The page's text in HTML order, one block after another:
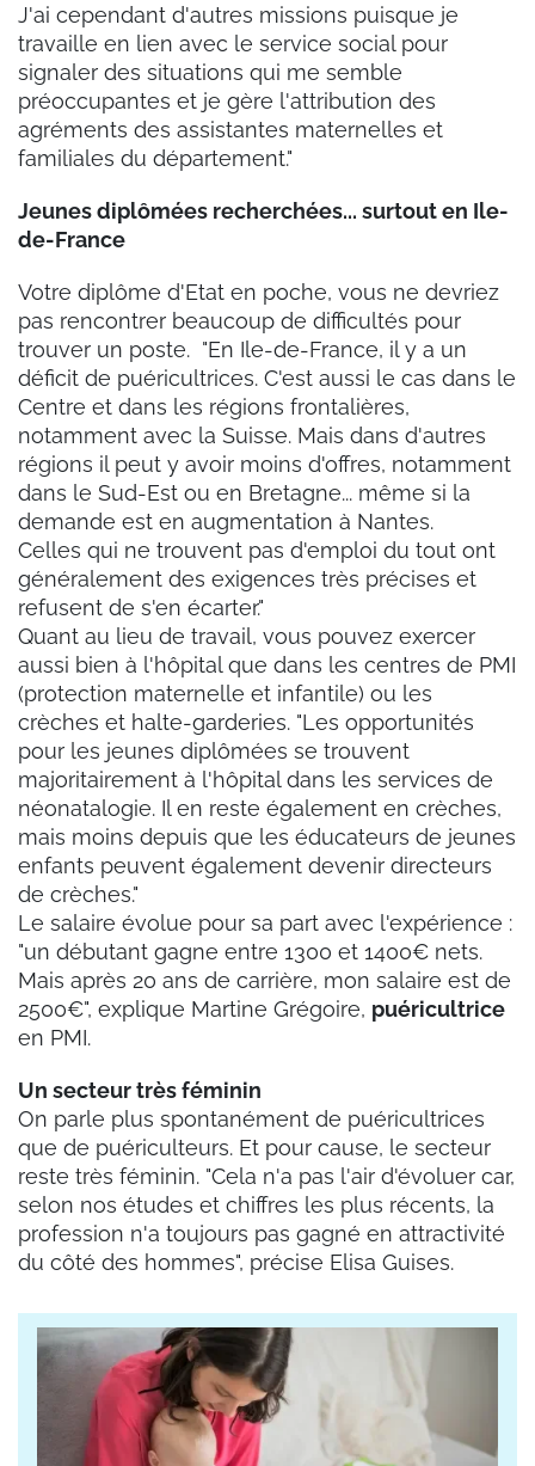
J'ai cependant d'autres missions puisque je
travaille en lien avec le service social pour
signaler des situations qui me semble
préoccupantes et je gère l'attribution des
agréments des assistantes maternelles et
familiales du département."
Jeunes diplômées recherchées... surtout en Ile-
de-France
Votre diplôme d'Etat en poche, vous ne devriez
pas rencontrer beaucoup de difficultés pour
trouver un poste. "En Ile-de-France, il y a un
déficit de puéricultrices. C'est aussi le cas dans le
Centre et dans les régions frontalières,
notamment avec la Suisse. Mais dans d'autres
régions il peut y avoir moins d'offres, notamment
dans le Sud-Est ou en Bretagne... même si la
demande est en augmentation à Nantes.
Celles qui ne trouvent pas d'emploi du tout ont
généralement des exigences très précises et
refusent de s'en écarter."
Quant au lieu de travail, vous pouvez exercer
aussi bien à l'hôpital que dans les centres de PMI
(protection maternelle et infantile) ou les
crèches et halte-garderies. "Les opportunités
pour les jeunes diplômées se trouvent
majoritairement à l'hôpital dans les services de
néonatalogie. Il en reste également en crèches,
mais moins depuis que les éducateurs de jeunes
enfants peuvent également devenir directeurs
de crèches."
Le salaire évolue pour sa part avec l'expérience :
"un débutant gagne entre 1300 et 1400€ nets.
Mais après 20 ans de carrière, mon salaire est de
2500€", explique Martine Grégoire, puéricultrice
en PMI.
Un secteur très féminin
On parle plus spontanément de puéricultrices
que de puériculteurs. Et pour cause, le secteur
reste très féminin. "Cela n'a pas l'air d'évoluer car,
selon nos études et chiffres les plus récents, la
profession n'a toujours pas gagné en attractivité
du côté des hommes", précise Elisa Guises.